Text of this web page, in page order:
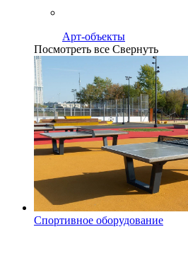
Арт-объекты
Посмотреть все Свернуть
Спортивное оборудование